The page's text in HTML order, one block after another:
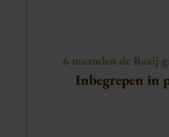
6 maanden de Baaij
Inbegrepen in